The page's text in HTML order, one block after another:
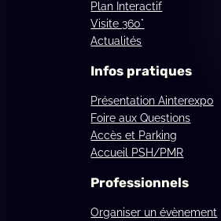
Plan Interactif
Visite 360°
Actualités
Infos pratiques
Présentation Ainterexpo
Foire aux Questions
Accès et Parking
Accueil PSH/PMR
Professionnels
Organiser un évènement